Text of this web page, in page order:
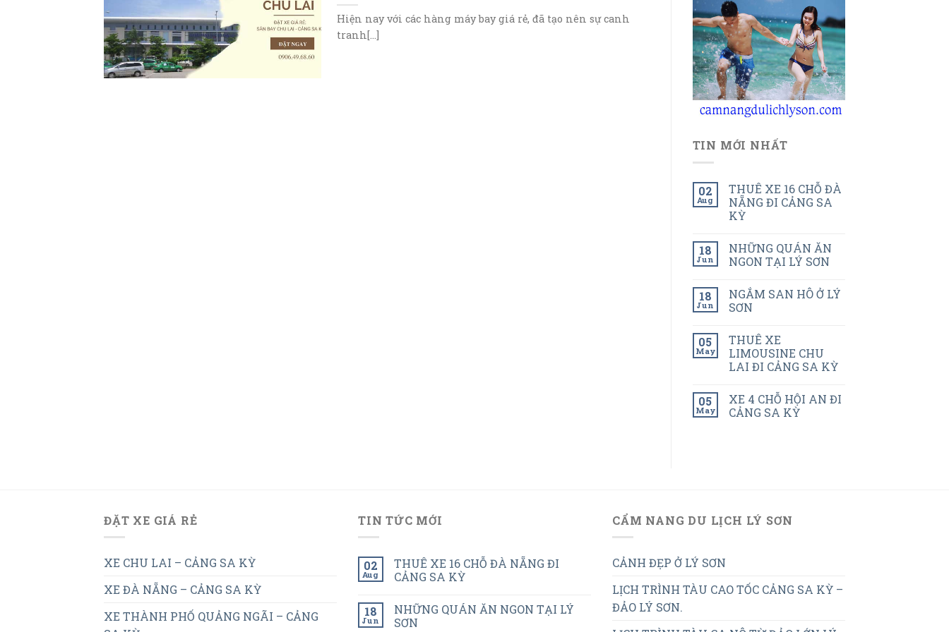
Hiện nay với các hàng máy bay giá rẻ, đã tạo nên sự canh
tranh[...]
TIN MỚI NHẤT
02
Aug
THUÊ XE 16 CHỖ ĐÀ
NẴNG ĐI CẢNG SA
KỲ
18
Jun
NHỮNG QUÁN ĂN
NGON TẠI LÝ SƠN
18
Jun
NGẮM SAN HÔ Ở LÝ
SƠN
05
May
THUÊ XE
LIMOUSINE CHU
LAI ĐI CẢNG SA KỲ
05
May
XE 4 CHỖ HỘI AN ĐI
CẢNG SA KỲ
ĐẶT XE GIÁ RẺ
XE CHU LAI – CẢNG SA KỲ
XE ĐÀ NẴNG – CẢNG SA KỲ
XE THÀNH PHỐ QUẢNG NGÃI – CẢNG
TIN TỨC MỚI
02
Aug
THUÊ XE 16 CHỖ ĐÀ NẴNG ĐI
CẢNG SA KỲ
18
Jun
NHỮNG QUÁN ĂN NGON TẠI LÝ
SƠN
CẨM NANG DU LỊCH LÝ SƠN
CẢNH ĐẸP Ở LÝ SƠN
LỊCH TRÌNH TÀU CAO TỐC CẢNG SA KỲ –
ĐẢO LÝ SƠN.